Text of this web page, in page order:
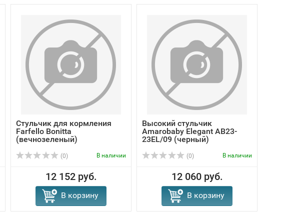
Стульчик для кормления
Farfello Bonitta
(вечнозеленый)
(0) В наличии
12 152 руб.
В корзину
Высокий стульчик
Amarobaby Elegant AB23-
23EL/09 (черный)
(0) В наличии
12 060 руб.
В корзину